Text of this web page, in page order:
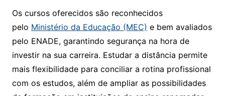
Os cursos oferecidos são reconhecidos
pelo Ministério da Educação (MEC) e bem avaliados
pelo ENADE, garantindo segurança na hora de
investir na sua carreira. Estudar a distância permite
mais flexibilidade para conciliar a rotina profissional
com os estudos, além de ampliar as possibilidades